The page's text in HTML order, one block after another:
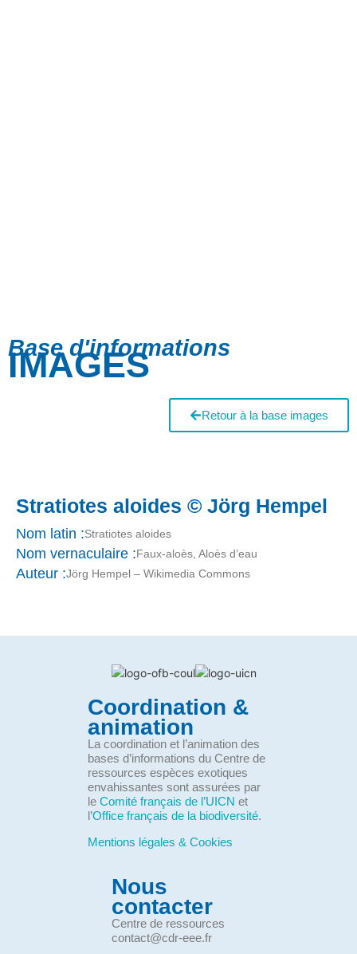
Base d'informations
IMAGES
Retour à la base images
Stratiotes aloides © Jörg Hempel
Nom latin :Stratiotes aloides
Nom vernaculaire :Faux-aloès, Aloès d’eau
Auteur :Jörg Hempel – Wikimedia Commons
Coordination &
animation
La coordination et l’animation des
bases d’informations du Centre de
ressources espèces exotiques
envahissantes sont assurées par
le Comité français de l’UICN et
l’Office français de la biodiversité.
Mentions légales & Cookies
Nous
contacter
Centre de ressources
contact@cdr-eee.fr